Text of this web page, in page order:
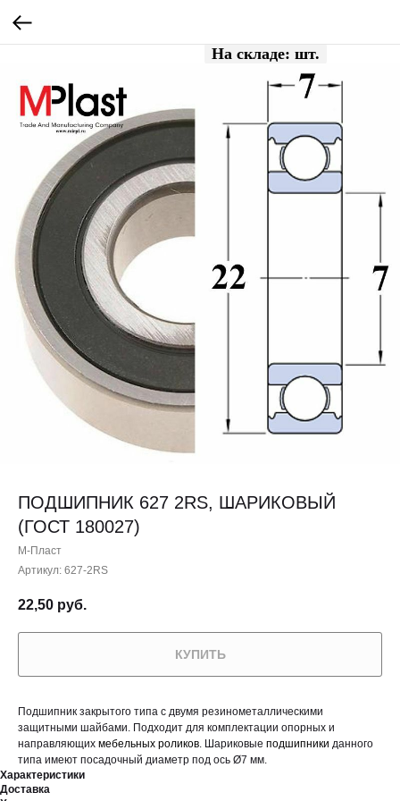
ПОДШИПНИК 627 2RS, ШАРИКОВЫЙ
(ГОСТ 180027)
М-Пласт
Артикул: 627-2RS
22,50 руб.
КУПИТЬ
Подшипник закрытого типа с двумя резинометаллическими
защитными шайбами. Подходит для комплектации опорных и
направляющих мебельных роликов. Шариковые подшипники данного
типа имеют посадочный диаметр под ось Ø7 мм.
Характеристики
Доставка